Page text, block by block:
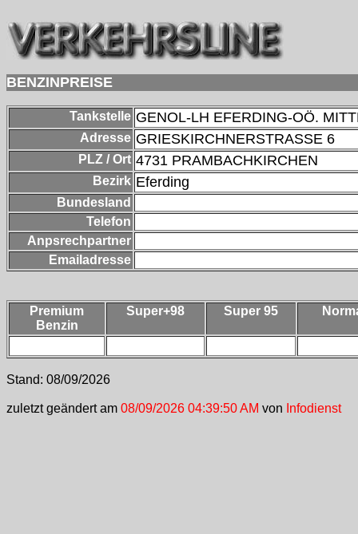
BENZINPREISE
Tankstelle GENOL-LH EFERDING-OÖ.
Adresse GRIESKIRCHNERSTRASSE 6
PLZ / Ort 4731 PRAMBACHKIRCHEN
Bezirk Eferding
Bundesland
Telefon
Anpsrechpartner
Emailadresse
Premium
Benzin
Super+98 Super 95
Stand: 08/09/2026
zuletzt geändert am 08/09/2026 04:39:50 AM von Infodienst